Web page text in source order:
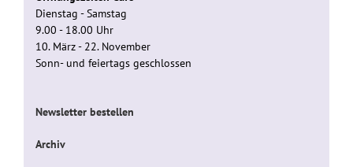
Dienstag - Samstag
9.00 - 18.00 Uhr
10. März - 22. November
Sonn- und feiertags geschlossen
Newsletter bestellen
Archiv